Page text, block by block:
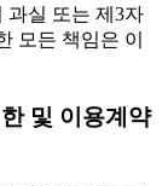
과실 또는 제3자
모든 책임은 이
및 이용계약